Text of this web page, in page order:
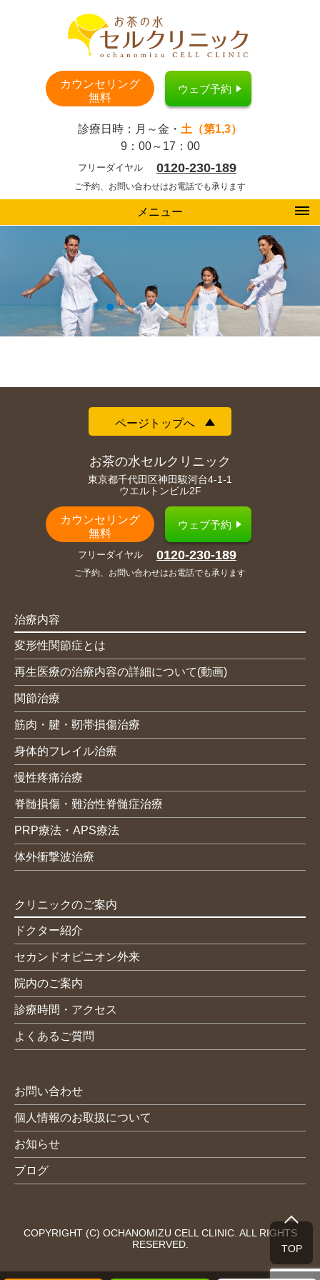
カウンセリング
無料
ウェブ予約
診療日時：月～金・ 土（第1,3）
9：00～17：00
フリーダイヤル 0120-230-189
ご予約、お問い合わせはお電話でも承ります
メニュー
ページトップへ
お茶の水セルクリニック
東京都千代田区神田駿河台4-1-1
ウエルトンビル2F
カウンセリング
無料
ウェブ予約
フリーダイヤル 0120-230-189
ご予約、お問い合わせはお電話でも承ります
治療内容
変形性関節症とは
再生医療の治療内容の詳細について(動画)
関節治療
筋肉・腱・靭帯損傷治療
身体的フレイル治療
慢性疼痛治療
脊髄損傷・難治性脊髄症治療
PRP療法・APS療法
体外衝撃波治療
クリニックのご案内
ドクター紹介
セカンドオピニオン外来
院内のご案内
診療時間・アクセス
よくあるご質問
お問い合わせ
個人情報のお取扱について
お知らせ
ブログ
COPYRIGHT (C) OCHANOMIZU CELL CLINIC. ALL RIGHTS
RESERVED.
TOP